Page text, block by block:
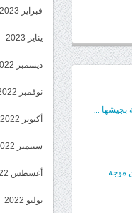
بجيشها ...
موجة ...
فبراير 2023
يناير 2023
ديسمبر 2022
نوفمبر 2022
أكتوبر 2022
سبتمبر 2022
أغسطس 2022
يوليو 2022